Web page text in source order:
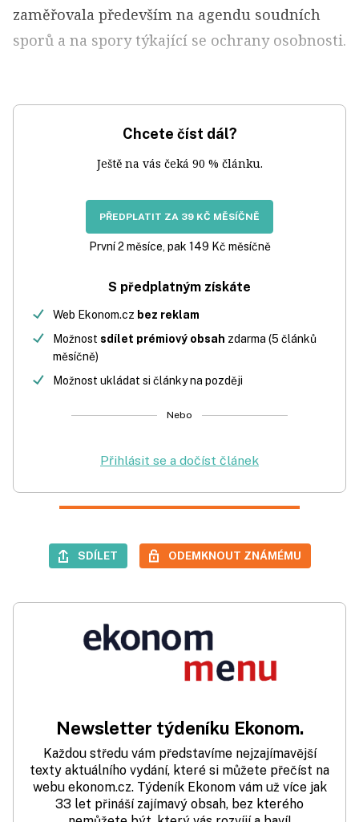
zaměřovala především na agendu soudních
sporů a na spory týkající se ochrany osobnosti.
Chcete číst dál?
Ještě na vás čeká 90 % článku.
PŘEDPLATIT ZA 39 KČ MĚSÍČNĚ
První 2 měsíce, pak 149 Kč měsíčně
S předplatným získáte
Web Ekonom.cz bez reklam
Možnost sdílet prémiový obsah zdarma (5 článků
měsíčně)
Možnost ukládat si články na později
Nebo
Přihlásit se a dočíst článek
SDÍLET ODEMKNOUT ZNÁMÉMU
Newsletter týdeníku Ekonom.
Každou středu vám představíme nejzajímavější
texty aktuálního vydání, které si můžete přečíst na
webu ekonom.cz. Týdeník Ekonom vám už více jak
33 let přináší zajímavý obsah, bez kterého